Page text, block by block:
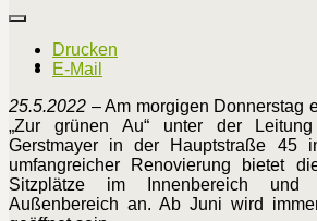
Drucken
E-Mail
25.5.2022 – Am morgigen Donnerstag
„Zur grünen Au“ unter der
Gerstmayer in der Hauptstraße 45
umfangreicher Renovierung bietet
Sitzplätze im Innenbereich
Außenbereich an. Ab Juni wird